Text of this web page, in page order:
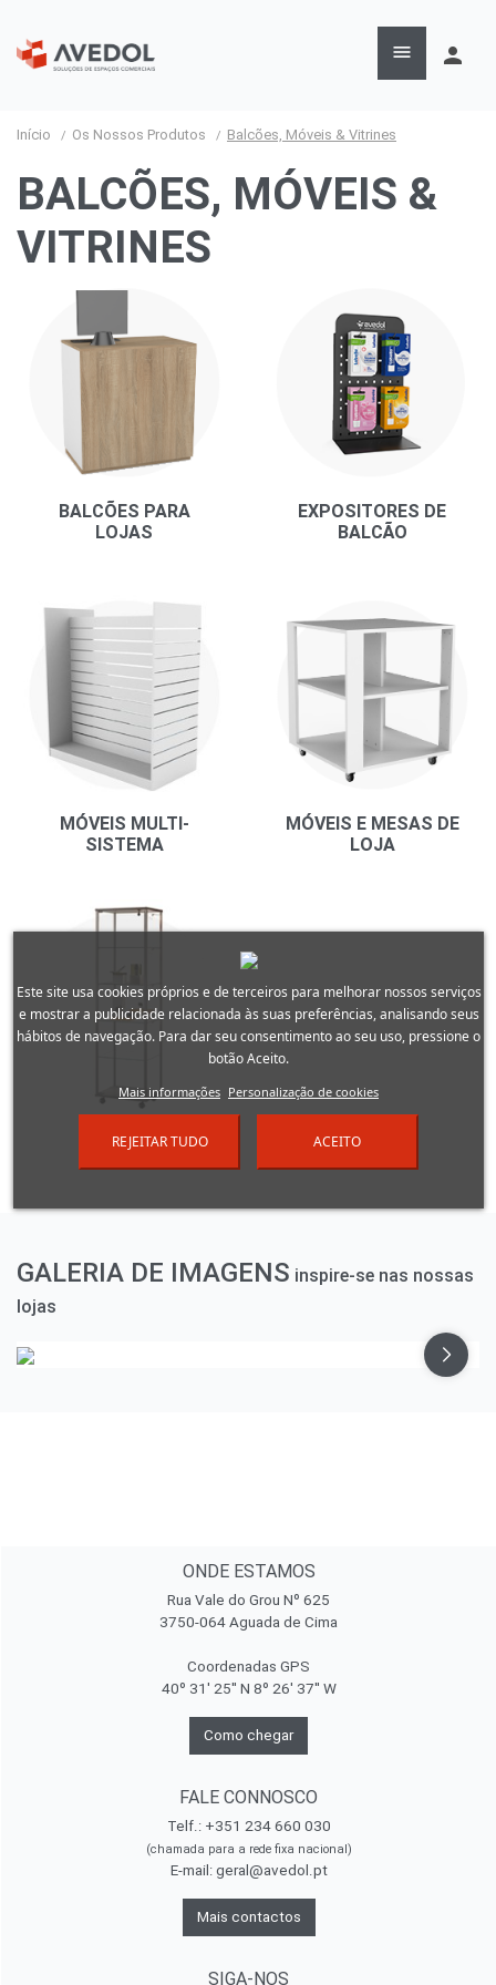
 person
Início Os Nossos Produtos Balcões, Móveis & Vitrines
BALCÕES, MÓVEIS &
VITRINES
BALCÕES PARA
LOJAS
EXPOSITORES DE
BALCÃO
MÓVEIS MULTI-
SISTEMA
MÓVEIS E MESAS DE
LOJA
VITRINES
GALERIA DE IMAGENS inspire-se nas nossas
lojas
ONDE ESTAMOS
Rua Vale do Grou Nº 625
3750-064 Aguada de Cima
Coordenadas GPS
40º 31' 25'' N 8º 26' 37'' W
Como chegar
FALE CONNOSCO
Telf.: +351 234 660 030
(chamada para a rede fixa nacional)
E-mail: geral@avedol.pt
Mais contactos
SIGA-NOS
Este site usa cookies próprios e de terceiros para melhorar nossos serviços
e mostrar a publicidade relacionada às suas preferências, analisando seus
hábitos de navegação. Para dar seu consentimento ao seu uso, pressione o
botão Aceito.
Mais informações Personalização de cookies
REJEITAR TUDO ACEITO